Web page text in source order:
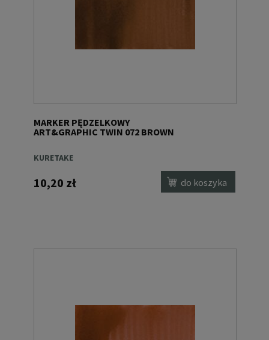
MARKER PĘDZELKOWY
ART&GRAPHIC TWIN 072 BROWN
KURETAKE
10,20 zł do koszyka